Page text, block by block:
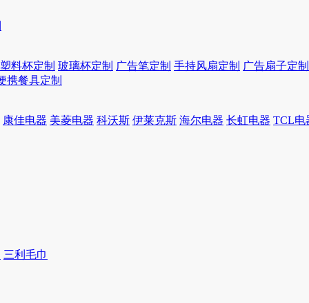
塑料杯定制 玻璃杯定制 广告笔定制 手持风扇定制 广告扇子定制
携餐具定制
康佳电器 美菱电器 科沃斯 伊莱克斯 海尔电器 长虹电器 TCL电
三利毛巾